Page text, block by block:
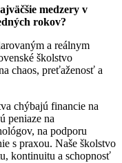
medzery v
rokov?
a reálnym
školstvo
chaos, preťaženosť a
chýbajú financie na
peniaze na
na podporu
s praxou. Naše školstvo
kontinuitu a schopnosť